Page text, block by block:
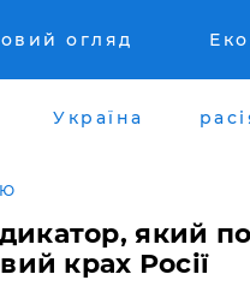
огляд
Україна
який
крах Росії